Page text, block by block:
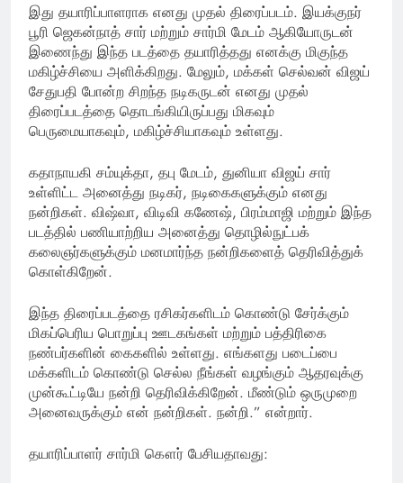
இது தயாரிப்பாளராக எனது முதல் திரைப்படம். இயக்குநர்
பூரி ஜெகன்நாத் சார் மற்றும் சார்மி மேடம் ஆகியோருடன்
இணைந்து இந்த படத்தை தயாரித்தது எனக்கு மிகுந்த
மகிழ்ச்சியை அளிக்கிறது. மேலும், மக்கள் செல்வன் விஜய்
சேதுபதி போன்ற சிறந்த நடிகருடன் எனது முதல்
திரைப்படத்தை தொடங்கியிருப்பது மிகவும்
பெருமையாகவும், மகிழ்ச்சியாகவும் உள்ளது.
கதாநாயகி சம்யுக்தா, தபு மேடம், துனியா விஜய் சார்
உள்ளிட்ட அனைத்து நடிகர், நடிகைகளுக்கும் எனது
நன்றிகள். விஷ்வா, விடிவி கணேஷ், பிரம்மாஜி மற்றும் இந்த
படத்தில் பணியாற்றிய அனைத்து தொழில்நுட்பக்
கலைஞர்களுக்கும் மனமார்ந்த நன்றிகளைத் தெரிவித்துக்
கொள்கிறேன்.
இந்த திரைப்படத்தை ரசிகர்களிடம் கொண்டு சேர்க்கும்
மிகப்பெரிய பொறுப்பு ஊடகங்கள் மற்றும் பத்திரிகை
நண்பர்களின் கைகளில் உள்ளது. எங்களது படைப்பை
மக்களிடம் கொண்டு செல்ல நீங்கள் வழங்கும் ஆதரவுக்கு
முன்கூட்டியே நன்றி தெரிவிக்கிறேன். மீண்டும் ஒருமுறை
அனைவருக்கும் என் நன்றிகள். நன்றி.” என்றார்.
தயாரிப்பாளர் சார்மி கௌர் பேசியதாவது: